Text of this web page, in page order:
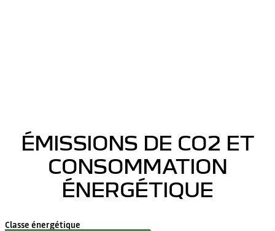
ÉMISSIONS DE CO2 ET
CONSOMMATION
ÉNERGÉTIQUE
Classe énergétique